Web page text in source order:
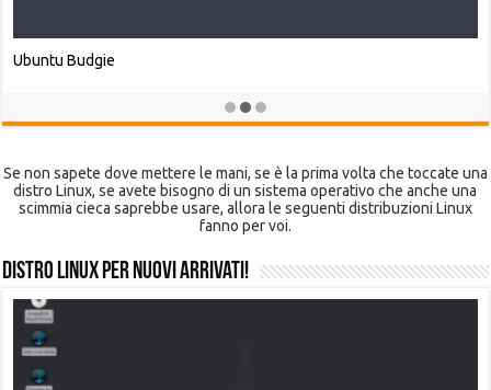
Scientific Linux
Se non sapete dove mettere le mani, se è la prima volta che toccate una
distro Linux, se avete bisogno di un sistema operativo che anche una
scimmia cieca saprebbe usare, allora le seguenti distribuzioni Linux
fanno per voi.
Distro Linux per Nuovi Arrivati!